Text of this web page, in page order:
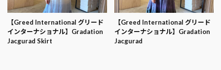
【Greed International グリード
インターナショナル】Gradation
Jacgurad Skirt
【Greed International グリード
インターナショナル】Gradation
Jacgurad